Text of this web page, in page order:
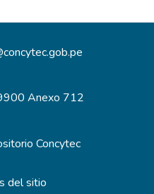
Anexo 712
Concytec
del sitio